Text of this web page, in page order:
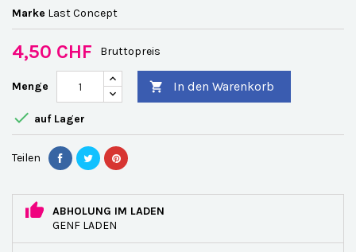
Marke Last Concept
4,50 CHF Bruttopreis
Menge  In den Warenkorb
 auf Lager
Teilen
ABHOLUNG IM LADEN
GENF LADEN